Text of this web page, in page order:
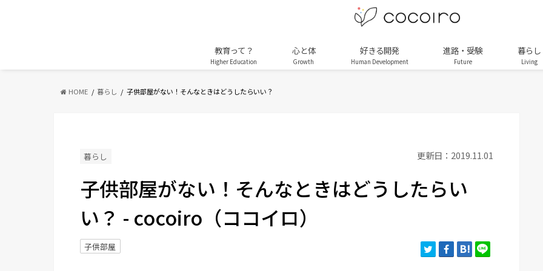
教育って？
Higher Education
心と体
Growth
好きる開発
Human Development
進路・受験
Future
暮らし
Living
HOME 暮らし 子供部屋がない！そんなときはどうしたらいい？
暮らし 更新日：2019.11.01
子供部屋がない！そんなときはどうしたらい
い？ - cocoiro（ココイロ）
子供部屋